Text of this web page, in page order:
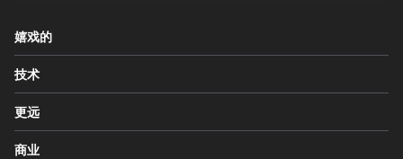
嬉戏的
技术
更远
商业